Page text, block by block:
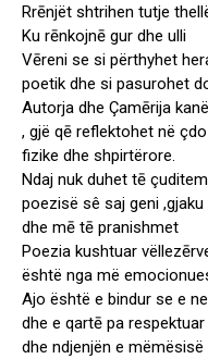
Rrēnjët shtrihen tutje
Ku rēnkojnē gur dhe ulli
Vēreni se si përthyhet
poetik dhe si pasurohet
Autorja dhe Çamērija
, gjë qē reflektohet në
fizike dhe shpirtërore.
Ndaj nuk duhet tē
poezisë sê saj geni
dhe mē tē pranishmet
Poezia kushtuar
është nga më
Ajo është e bindur se e
dhe e qartē pa
dhe ndjenjën e mëmësisë